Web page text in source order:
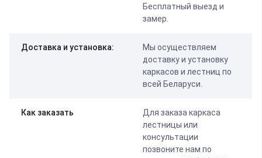
Бесплатный выезд и
замер.
Доставка и установка:
Мы осуществляем
доставку и установку
каркасов и лестниц по
всей Беларуси.
Как заказать
Для заказа каркаса
лестницы или
консультации
позвоните нам по